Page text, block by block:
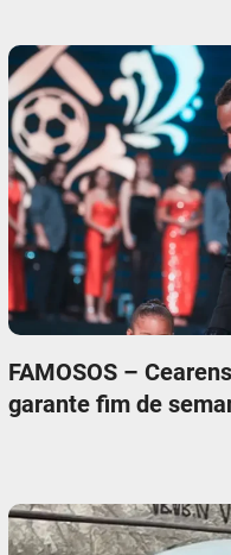
FAMOSOS –
garante fim de